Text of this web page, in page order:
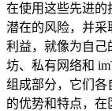
在使用这些先进的
潜在的风险，并采
利益，就像为自己
坊、私有网络和
组成部分，它们各
的优势和特点，在